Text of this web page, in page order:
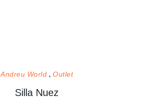
Andreu World Outlet
Silla Nuez